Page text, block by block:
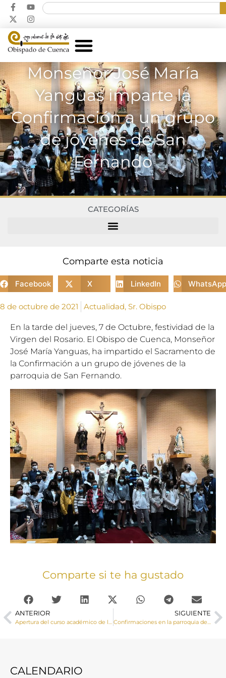
Monseñor José María
Yanguas imparte la
Confirmación a un grupo
de jóvenes de San
Fernando
CATEGORÍAS
Comparte esta noticia
Facebook X LinkedIn WhatsApp
8 de octubre de 2021 Actualidad, Sr. Obispo
En la tarde del jueves, 7 de Octubre, festividad de la
Virgen del Rosario. El Obispo de Cuenca, Monseñor
José María Yanguas, ha impartido el Sacramento de
la Confirmación a un grupo de jóvenes de la
parroquia de San Fernando.
Comparte si te ha gustado
ANTERIOR
Apertura del curso académico de la Escuela Diocesana de Ciencias Religiosas 2021-2022
SIGUIENTE
Confirmaciones en la parroquia de Villamayor de Santiago
CALENDARIO